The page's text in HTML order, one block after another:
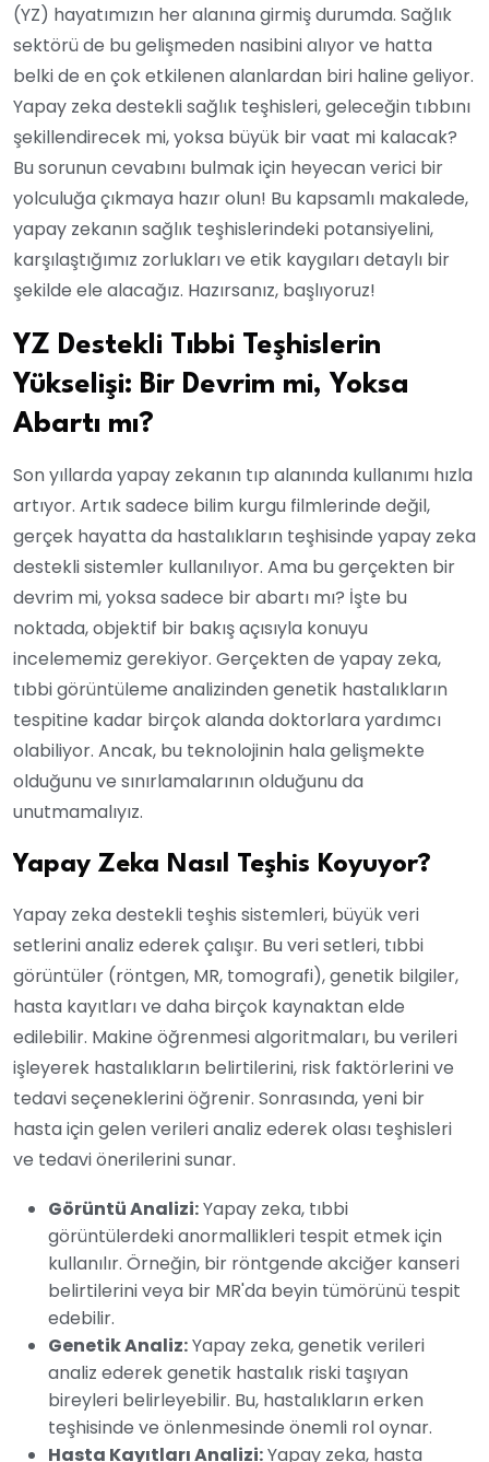
(YZ) hayatımızın her alanına girmiş durumda. Sağlık
sektörü de bu gelişmeden nasibini alıyor ve hatta
belki de en çok etkilenen alanlardan biri haline geliyor.
Yapay zeka destekli sağlık teşhisleri, geleceğin tıbbını
şekillendirecek mi, yoksa büyük bir vaat mi kalacak?
Bu sorunun cevabını bulmak için heyecan verici bir
yolculuğa çıkmaya hazır olun! Bu kapsamlı makalede,
yapay zekanın sağlık teşhislerindeki potansiyelini,
karşılaştığımız zorlukları ve etik kaygıları detaylı bir
şekilde ele alacağız. Hazırsanız, başlıyoruz!
YZ Destekli Tıbbi Teşhislerin
Yükselişi: Bir Devrim mi, Yoksa
Abartı mı?
Son yıllarda yapay zekanın tıp alanında kullanımı hızla
artıyor. Artık sadece bilim kurgu filmlerinde değil,
gerçek hayatta da hastalıkların teşhisinde yapay zeka
destekli sistemler kullanılıyor. Ama bu gerçekten bir
devrim mi, yoksa sadece bir abartı mı? İşte bu
noktada, objektif bir bakış açısıyla konuyu
incelememiz gerekiyor. Gerçekten de yapay zeka,
tıbbi görüntüleme analizinden genetik hastalıkların
tespitine kadar birçok alanda doktorlara yardımcı
olabiliyor. Ancak, bu teknolojinin hala gelişmekte
olduğunu ve sınırlamalarının olduğunu da
unutmamalıyız.
Yapay Zeka Nasıl Teşhis Koyuyor?
Yapay zeka destekli teşhis sistemleri, büyük veri
setlerini analiz ederek çalışır. Bu veri setleri, tıbbi
görüntüler (röntgen, MR, tomografi), genetik bilgiler,
hasta kayıtları ve daha birçok kaynaktan elde
edilebilir. Makine öğrenmesi algoritmaları, bu verileri
işleyerek hastalıkların belirtilerini, risk faktörlerini ve
tedavi seçeneklerini öğrenir. Sonrasında, yeni bir
hasta için gelen verileri analiz ederek olası teşhisleri
ve tedavi önerilerini sunar.
Görüntü Analizi:Yapay zeka, tıbbi
görüntülerdeki anormallikleri tespit etmek için
kullanılır. Örneğin, bir röntgende akciğer kanseri
belirtilerini veya bir MR'da beyin tümörünü tespit
edebilir.
Genetik Analiz:Yapay zeka, genetik verileri
analiz ederek genetik hastalık riski taşıyan
bireyleri belirleyebilir. Bu, hastalıkların erken
teşhisinde ve önlenmesinde önemli rol oynar.
Hasta Kayıtları Analizi:Yapay zeka, hasta